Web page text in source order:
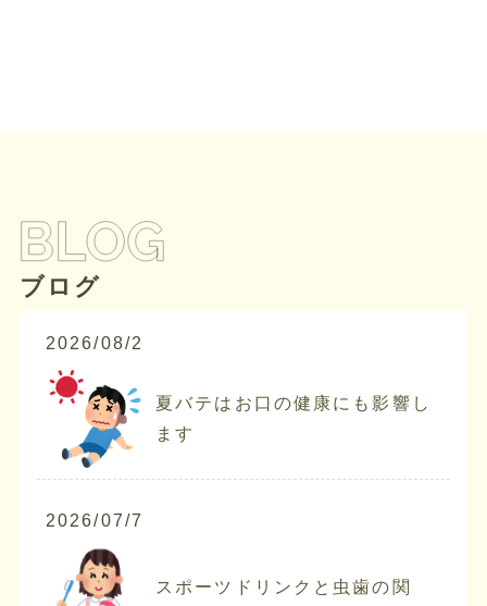
ブログ
2026/08/2
夏バテはお口の健康にも影響し
ます
2026/07/7
スポーツドリンクと虫歯の関